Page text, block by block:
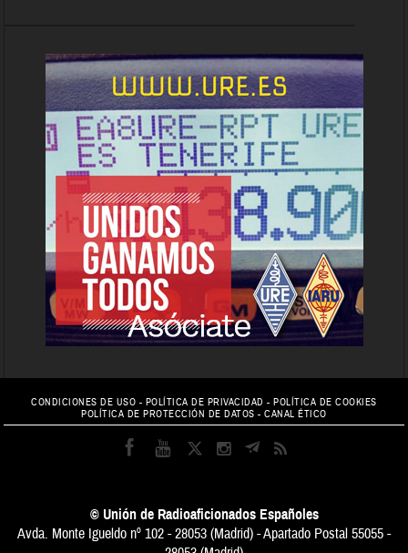
CONDICIONES DE USO - POLÍTICA DE PRIVACIDAD - POLÍTICA DE COOKIES
POLÍTICA DE PROTECCIÓN DE DATOS -CANAL ÉTICO
© Unión de Radioaficionados Españoles
Avda. Monte Igueldo nº 102 - 28053 (Madrid) - Apartado Postal 55055 -